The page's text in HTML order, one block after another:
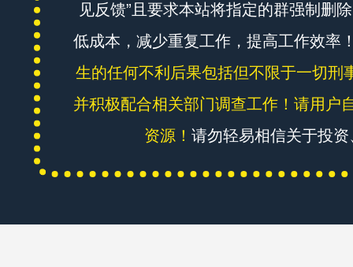
见反馈”且要求本站将指定的群强制删
低成本，减少重复工作，提高工作效率
生的任何不利后果包括但不限于一切刑
并积极配合相关部门调查工作！请用户
资源！ 请勿轻易相信关于投